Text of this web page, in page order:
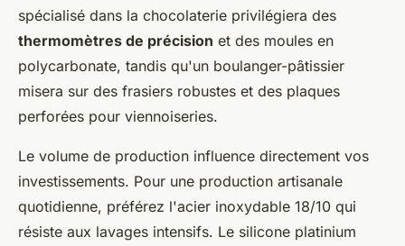
spécialisé dans la chocolaterie privilégiera des
thermomètres de précision et des moules en
polycarbonate, tandis qu'un boulanger-pâtissier
misera sur des frasiers robustes et des plaques
perforées pour viennoiseries.
Le volume de production influence directement vos
investissements. Pour une production artisanale
quotidienne, préférez l'acier inoxydable 18/10 qui
résiste aux lavages intensifs. Le silicone platinium